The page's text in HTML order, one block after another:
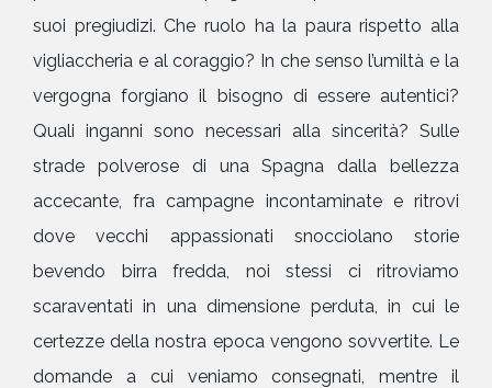
suoi pregiudizi. Che ruolo ha la paura rispetto alla
vigliaccheria e al coraggio? In che senso l’umiltà e la
vergogna forgiano il bisogno di essere autentici?
Quali inganni sono necessari alla sincerità? Sulle
strade polverose di una Spagna dalla bellezza
accecante, fra campagne incontaminate e ritrovi
dove vecchi appassionati snocciolano storie
bevendo birra fredda, noi stessi ci ritroviamo
scaraventati in una dimensione perduta, in cui le
certezze della nostra epoca vengono sovvertite. Le
domande a cui veniamo consegnati, mentre il